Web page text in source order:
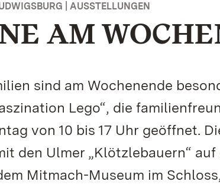
| AUSSTELLUNGEN
AM
sind am Wochenende
Lego“, die
von 10 bis 17 Uhr geöffnet.
den Ulmer „Klötzlebauern“
Mitmach-Museum im